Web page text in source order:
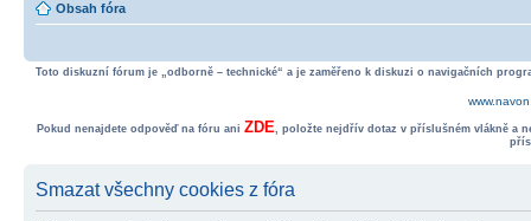
Obsah fóra
Toto diskuzní fórum je „odborně – technické“ a je zaměřeno k diskuzi o navigačních
Pokud nenajdete odpověď na fóru ani ZDE, položte nejdřív dotaz v příslušném vlákně a
Smazat všechny cookies z fóra